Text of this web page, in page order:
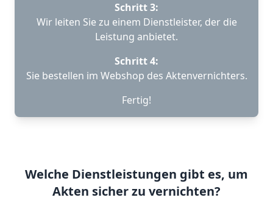
Schritt 3:
Wir leiten Sie zu einem Dienstleister, der die
Leistung anbietet.
Schritt 4:
Sie bestellen im Webshop des Aktenvernichters.
Fertig!
Welche Dienstleistungen gibt es, um
Akten sicher zu vernichten?